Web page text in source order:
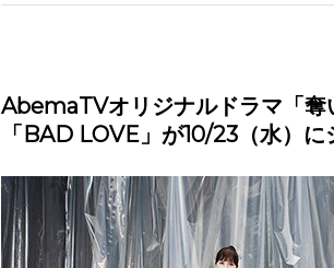
AbemaTVオリジナルドラマ「奪
「BAD LOVE」が10/23（水）